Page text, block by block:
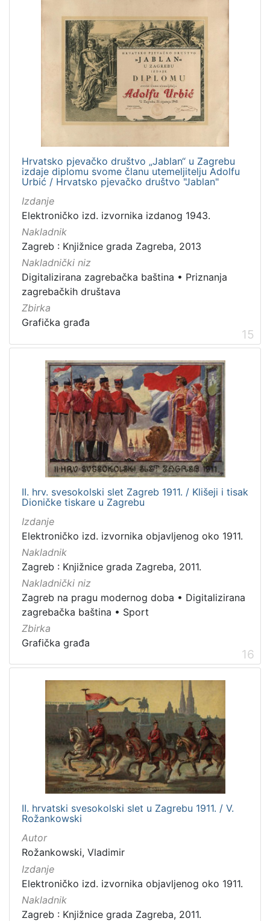
Hrvatsko pjevačko društvo „Jablan“ u Zagrebu
izdaje diplomu svome članu utemeljitelju Adolfu
Urbić / Hrvatsko pjevačko društvo "Jablan"
Izdanje
Elektroničko izd. izvornika izdanog 1943.
Nakladnik
Zagreb : Knjižnice grada Zagreba, 2013
Nakladnički niz
Digitalizirana zagrebačka baština • Priznanja
zagrebačkih društava
Zbirka
Grafička građa
15
II. hrv. svesokolski slet Zagreb 1911. / Klišeji i tisak
Dioničke tiskare u Zagrebu
Izdanje
Elektroničko izd. izvornika objavljenog oko 1911.
Nakladnik
Zagreb : Knjižnice grada Zagreba, 2011.
Nakladnički niz
Zagreb na pragu modernog doba • Digitalizirana
zagrebačka baština • Sport
Zbirka
Grafička građa
16
II. hrvatski svesokolski slet u Zagrebu 1911. / V.
Rožankowski
Autor
Rožankowski, Vladimir
Izdanje
Elektroničko izd. izvornika objavljenog oko 1911.
Nakladnik
Zagreb : Knjižnice grada Zagreba, 2011.